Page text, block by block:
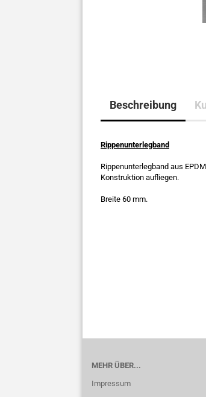
Beschreibung
Rippenunterlegband
Rippenunterlegband aus
Konstruktion aufliegen.
Breite 60 mm.
MEHR ÜBER...
Impressum